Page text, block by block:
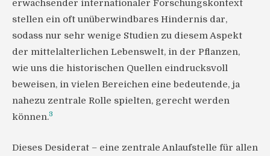
erwachsender internationaler Forschungskontext
stellen ein oft unüberwindbares Hindernis dar,
sodass nur sehr wenige Studien zu diesem Aspekt
der mittelalterlichen Lebenswelt, in der Pflanzen,
wie uns die historischen Quellen eindrucksvoll
beweisen, in vielen Bereichen eine bedeutende, ja
nahezu zentrale Rolle spielten, gerecht werden
können.3
Dieses Desiderat – eine zentrale Anlaufstelle für allen